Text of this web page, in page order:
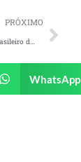
PRÓXIMO
Campanha da Samsung celebra o jeito brasileiro de viver o futebol
WhatsApp